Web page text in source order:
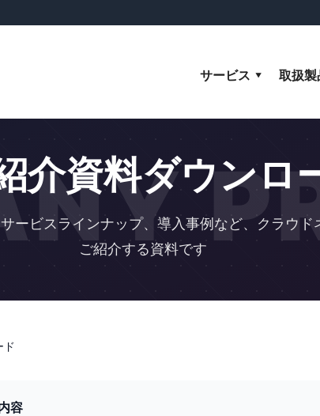
サービス 取扱
介資料ダウンロ
ービスラインナップ、導入事例など、クラウド
ご紹介する資料です
容